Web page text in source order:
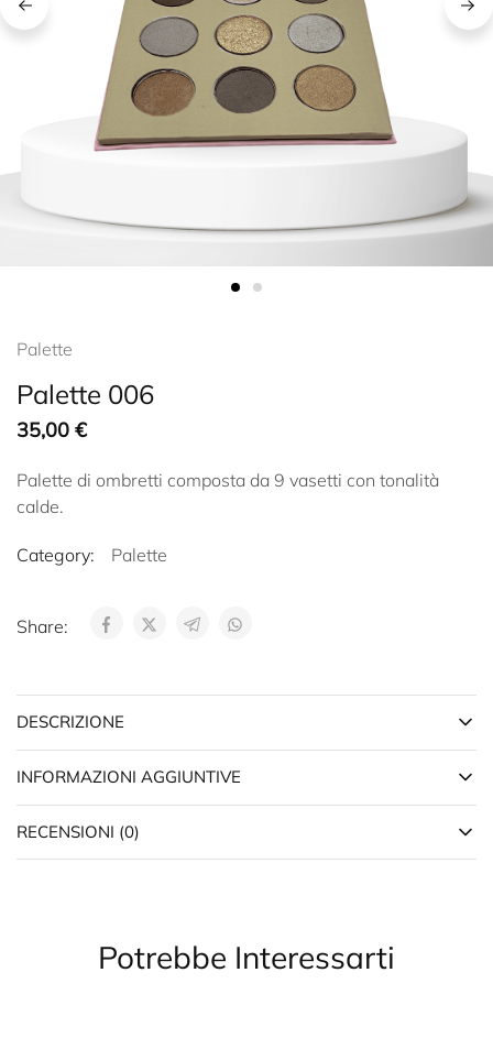
Palette
Palette 006
35,00 €
Palette di ombretti composta da 9 vasetti con tonalità
calde.
Category: Palette
Share:
DESCRIZIONE
INFORMAZIONI AGGIUNTIVE
RECENSIONI (0)
Potrebbe Interessarti